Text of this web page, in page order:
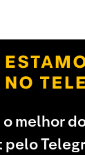
o melhor